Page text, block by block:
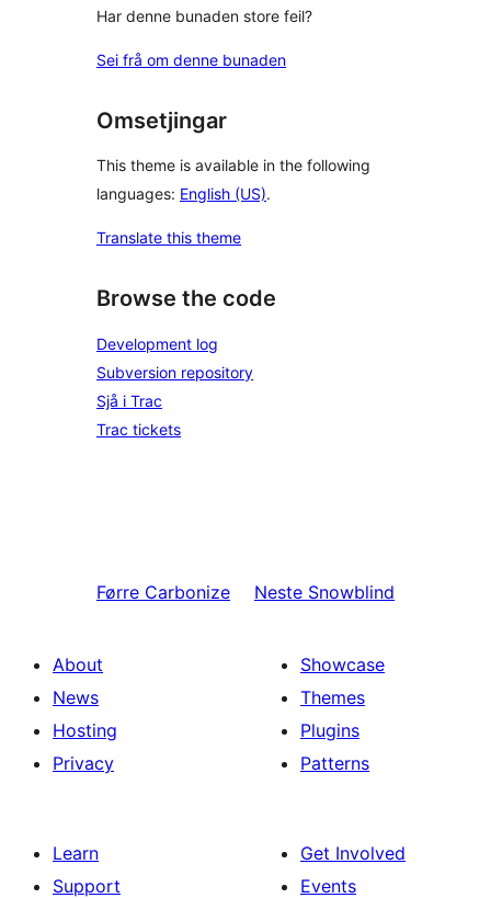
Har denne bunaden store feil?
Sei frå om denne bunaden
Omsetjingar
This theme is available in the following
languages: English (US).
Translate this theme
Browse the code
Development log
Subversion repository
Sjå i Trac
Trac tickets
Førre Carbonize Neste Snowblind
About
News
Hosting
Privacy
Showcase
Themes
Plugins
Patterns
Learn
Support
Get Involved
Events